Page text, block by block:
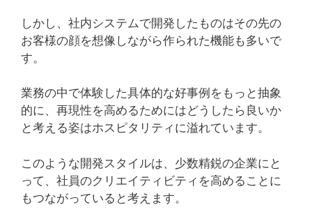
しかし、社内システムで開発したものはその先の
お客様の顔を想像しながら作られた機能も多いで
す。
業務の中で体験した具体的な好事例をもっと抽象
的に、再現性を高めるためにはどうしたら良いか
と考える姿はホスピタリティに溢れています。
このような開発スタイルは、少数精鋭の企業にと
って、社員のクリエイティビティを高めることに
もつながっていると考えます。